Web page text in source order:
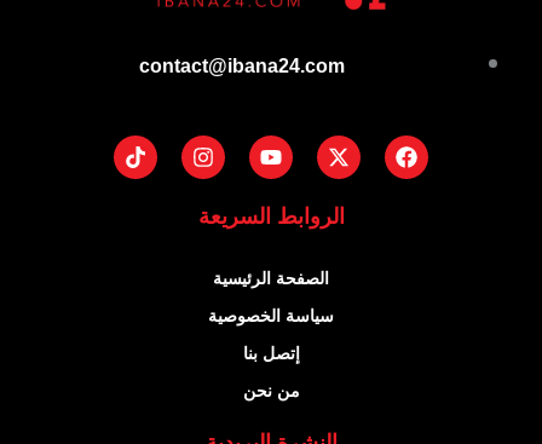
contact@ibana24.com
Facebook
X-
twitter
Youtube
Instagram
Tiktok
الروابط السريعة
الصفحة الرئيسية
سياسة الخصوصية
إتصل بنا
من نحن